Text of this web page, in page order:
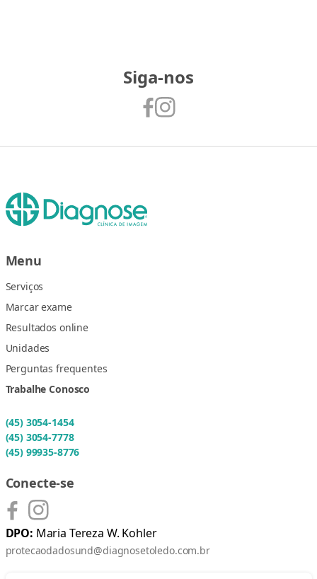
Siga-nos
Menu
Serviços
Marcar exame
Resultados online
Unidades
Perguntas frequentes
Trabalhe Conosco
(45) 3054-1454
(45) 3054-7778
(45) 99935-8776
Conecte-se
DPO: Maria Tereza W. Kohler
protecaodadosund@diagnosetoledo.com.br